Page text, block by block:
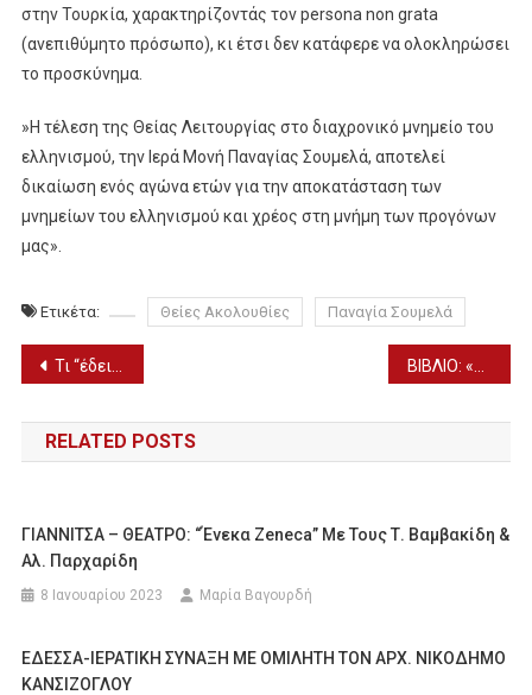
στην Τουρκία, χαρακτηρίζοντάς τον persona non grata
(ανεπιθύμητο πρόσωπο), κι έτσι δεν κατάφερε να ολοκληρώσει
το προσκύνημα.
»Η τέλεση της Θείας Λειτουργίας στο διαχρονικό μνημείο του
ελληνισμού, την Ιερά Μονή Παναγίας Σουμελά, αποτελεί
δικαίωση ενός αγώνα ετών για την αποκατάσταση των
μνημείων του ελληνισμού και χρέος στη μνήμη των προγόνων
μας».
Ετικέτα: Θείες Ακολουθίες Παναγία Σουμελά
Πλοήγηση
άρθρων
Τι “έδειξαν” τα Μερομήνια: Πώς θα κυλήσουν φθινόπωρο και χειμώνας (ΒΙΝΤΕΟ)
RELATED POSTS
ΓΙΑΝΝΙΤΣΑ – ΘΕΑΤΡΟ: “Ένεκα Zeneca” Με Τους Τ. Βαμβακίδη &
Αλ. Παρχαρίδη
8 Ιανουαρίου 2023 Μαρία Βαγουρδή
ΕΔΕΣΣΑ-ΙΕΡΑΤΙΚΗ ΣΥΝΑΞΗ ΜΕ ΟΜΙΛΗΤΗ ΤΟΝ ΑΡΧ. ΝΙΚΟΔΗΜΟ
ΚΑΝΣΙΖΟΓΛΟΥ